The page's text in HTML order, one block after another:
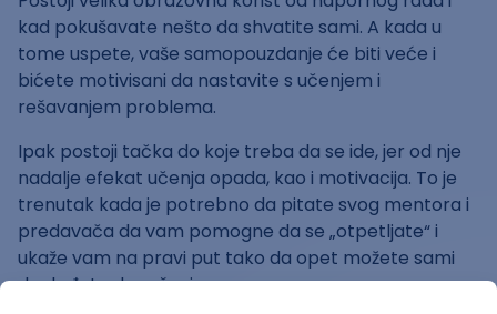
kad pokušavate nešto da shvatite sami. A kada u
tome uspete, vaše samopouzdanje će biti veće i
bićete motivisani da nastavite s učenjem i
rešavanjem problema.
Ipak postoji tačka do koje treba da se ide, jer od nje
nadalje efekat učenja opada, kao i motivacija. To je
trenutak kada je potrebno da pitate svog mentora i
predavača da vam pomogne da se „otpetljate“ i
ukaže vam na pravi put tako da opet možete sami
da dođete do rešenja.